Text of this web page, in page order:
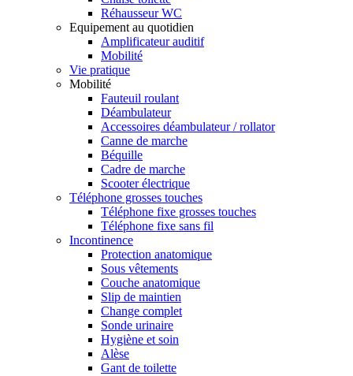
Réhausseur WC
Equipement au quotidien
Amplificateur auditif
Mobilité
Vie pratique
Mobilité
Fauteuil roulant
Déambulateur
Accessoires déambulateur / rollator
Canne de marche
Béquille
Cadre de marche
Scooter électrique
Téléphone grosses touches
Téléphone fixe grosses touches
Téléphone fixe sans fil
Incontinence
Protection anatomique
Sous vêtements
Couche anatomique
Slip de maintien
Change complet
Sonde urinaire
Hygiène et soin
Alèse
Gant de toilette